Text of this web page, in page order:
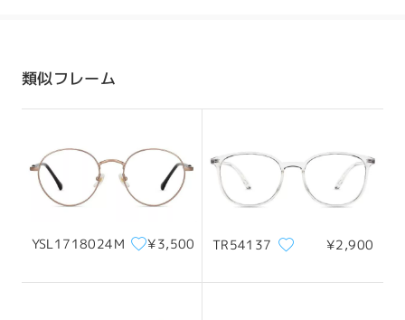
配送時間
配送
類似フレーム
YSL1718024M ¥3,500 TR54137 ¥2,900